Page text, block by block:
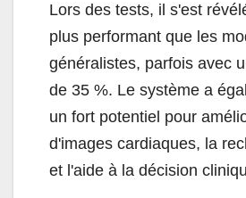
Lors des tests, il s'est
plus performant que les
généralistes, parfois avec
de 35 %. Le système a
un fort potentiel pour
d'images cardiaques, la
et l'aide à la décision